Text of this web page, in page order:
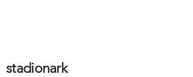
stadionark